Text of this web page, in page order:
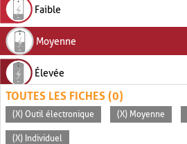
Faible
Moyenne
Élevée
TOUTES LES FICHES (0)
(X) Outil électronique (X) Moyenne
(X) Individuel